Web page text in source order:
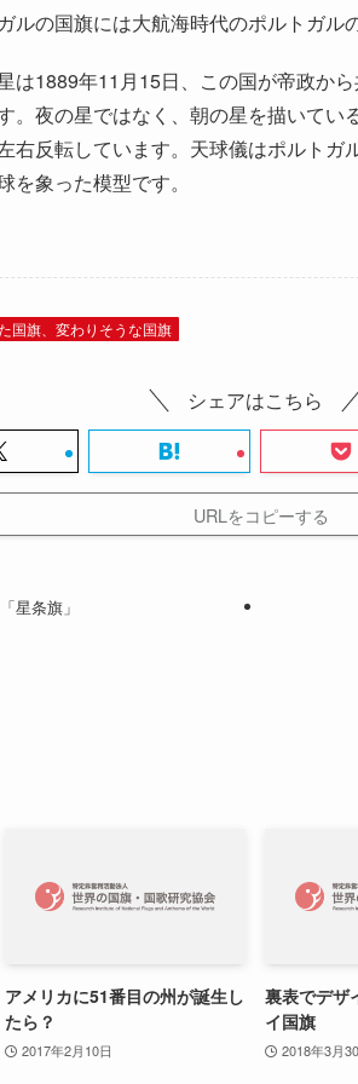
ルの国旗には大航海時代のポルトガル
は1889年11月15日、この国が帝政か
。夜の星ではなく、朝の星を描いて
右反転しています。天球儀はポルト
象った模型です。
国旗、変わりそうな国旗
シェアはこちら
URLをコピーする
星条旗」
アメリカに51番目の州が誕生し
たら？
2017年2月10日
裏表でデザ
イ国旗
2018年3月